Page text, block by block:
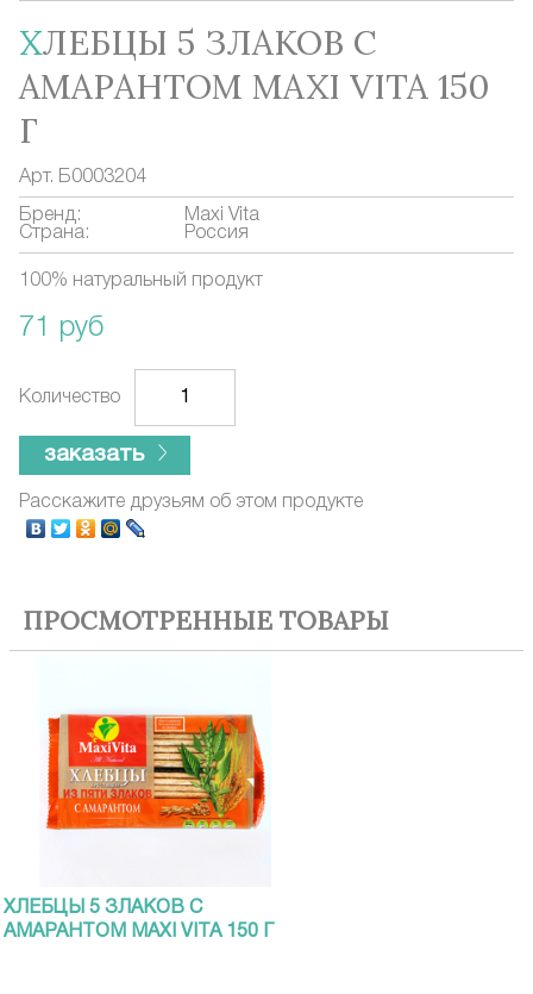
ХЛЕБЦЫ 5 ЗЛАКОВ С
АМАРАНТОМ MAXI VITA 150
Г
Арт. Б0003204
Бренд:
Maxi Vita
Страна:
Россия
100% натуральный продукт
71 руб
Количество
заказать
Расскажите друзьям об этом продукте
ПРОСМОТРЕННЫЕ ТОВАРЫ
ХЛЕБЦЫ 5 ЗЛАКОВ С
АМАРАНТОМ MAXI VITA 150 Г